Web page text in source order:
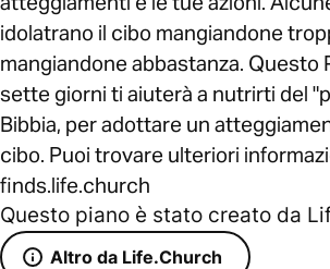
idolatrano il cibo mangiandone
mangiandone abbastanza. Questo
sette giorni ti aiuterà a nutrirti del
Bibbia, per adottare un
cibo. Puoi trovare ulteriori
finds.life.church
Questo piano è stato creato da
Altro da Life.Church